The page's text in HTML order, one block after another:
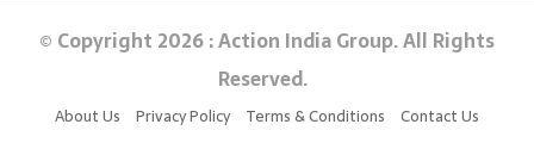
© Copyright 2026 : Action India Group. All Rights
Reserved.
About Us Privacy Policy Terms & Conditions Contact Us